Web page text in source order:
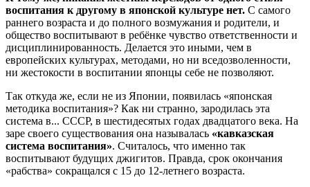
воспитания к другому в японской культуре нет. С самого
раннего возраста и до полного возмужания и родители, и
общество воспитывают в ребёнке чувство ответственности и
дисциплинированность. Делается это иными, чем в
европейских культурах, методами, но ни вседозволенности,
ни жестокости в воспитании японцы себе не позволяют.
Так откуда же, если не из Японии, появилась «японская
методика воспитания»? Как ни странно, зародилась эта
система в... СССР, в шестидесятых годах двадцатого века. На
заре своего существования она называлась «кавказская
система воспитания». Считалось, что именно так
воспитывают будущих джигитов. Правда, срок окончания
«рабства» сокращался с 15 до 12-летнего возраста.